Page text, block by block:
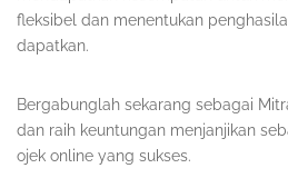
fleksibel dan menentukan
dapatkan.
Bergabunglah sekarang sebagai
dan raih keuntungan menjanjikan
ojek online yang sukses.